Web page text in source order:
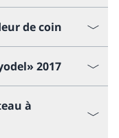
de coin
2017
à